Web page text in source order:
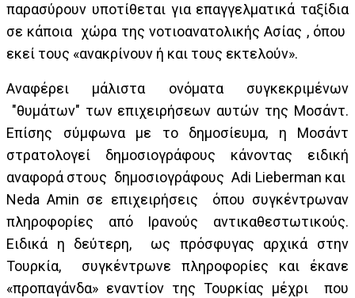
παρασύρουν υποτίθεται για επαγγελματικά ταξίδια
σε κάποια χώρα της νοτιοανατολικής Ασίας , όπου
εκεί τους «ανακρίνουν ή και τους εκτελούν».
Αναφέρει μάλιστα ονόματα συγκεκριμένων
"θυμάτων" των επιχειρήσεων αυτών της Μοσάντ.
Επίσης σύμφωνα με το δημοσίευμα, η Μοσάντ
στρατολογεί δημοσιογράφους κάνοντας ειδική
αναφορά στους δημοσιογράφους Adi Lieberman και
Neda Amin σε επιχειρήσεις όπου συγκέντρωναν
πληροφορίες από Ιρανούς αντικαθεστωτικούς.
Ειδικά η δεύτερη, ως πρόσφυγας αρχικά στην
Τουρκία, συγκέντρωνε πληροφορίες και έκανε
«προπαγάνδα» εναντίον της Τουρκίας μέχρι που